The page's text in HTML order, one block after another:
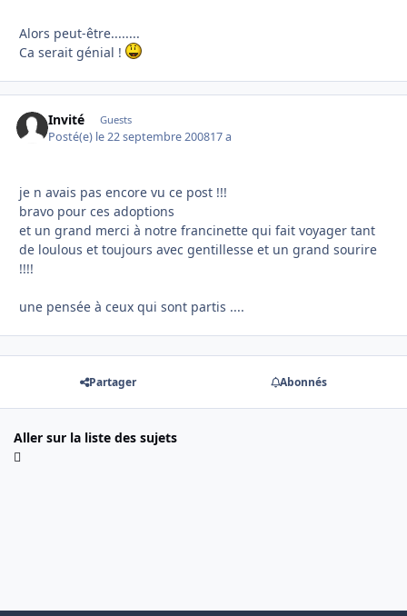
Alors peut-être........
Ca serait génial !
Invité Guests
Posté(e) le 22 septembre 200817 a
je n avais pas encore vu ce post !!!
bravo pour ces adoptions
et un grand merci à notre francinette qui fait voyager tant
de loulous et toujours avec gentillesse et un grand sourire
!!!!
une pensée à ceux qui sont partis ....
Partager Abonnés
Aller sur la liste des sujets